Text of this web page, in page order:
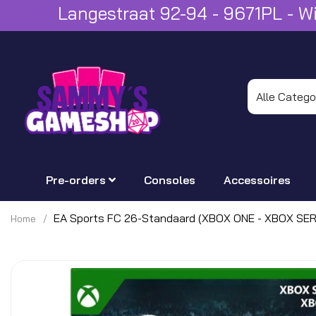
Langestraat 92-94 - 9671PL -
Pre-orders Consoles Accessoires
Home EA Sports FC 26-Standaard (XBOX ONE - XBOX